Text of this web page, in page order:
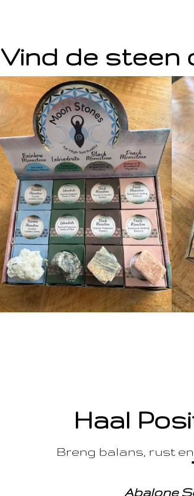
Vind de steen
Haal
Breng balans, rust
Abalone